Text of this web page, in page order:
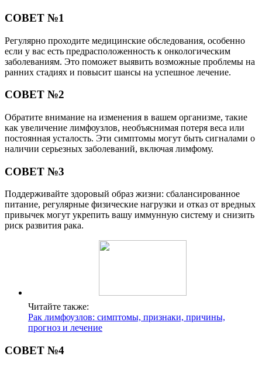
СОВЕТ №1
Регулярно проходите медицинские обследования, особенно
если у вас есть предрасположенность к онкологическим
заболеваниям. Это поможет выявить возможные проблемы на
ранних стадиях и повысит шансы на успешное лечение.
СОВЕТ №2
Обратите внимание на изменения в вашем организме, такие
как увеличение лимфоузлов, необъяснимая потеря веса или
постоянная усталость. Эти симптомы могут быть сигналами о
наличии серьезных заболеваний, включая лимфому.
СОВЕТ №3
Поддерживайте здоровый образ жизни: сбалансированное
питание, регулярные физические нагрузки и отказ от вредных
привычек могут укрепить вашу иммунную систему и снизить
риск развития рака.
Читайте также:
Рак лимфоузлов: симптомы, признаки, причины,
прогноз и лечение
СОВЕТ №4